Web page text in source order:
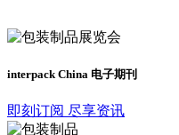
interpack China 电子期刊
即刻订阅 尽享资讯